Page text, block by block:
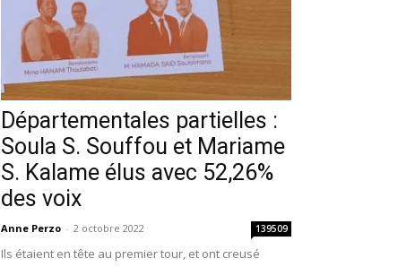
Départementales partielles :
Soula S. Souffou et Mariame
S. Kalame élus avec 52,26%
des voix
Anne Perzo - 2 octobre 2022 139509
Ils étaient en tête au premier tour, et ont creusé